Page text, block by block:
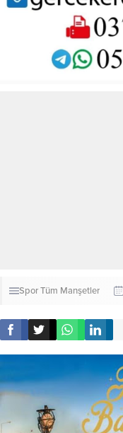
SporTüm Manşetler